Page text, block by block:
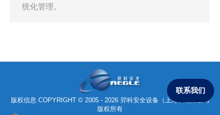
统化管理。
版权信息 COPYRIGHT © 2005 - 2026 羿科安全设备（上海）有限公司
版权所有
联系我们